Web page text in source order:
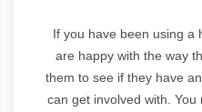
If you have been using a
are happy with the way
them to see if they have
can get involved with.